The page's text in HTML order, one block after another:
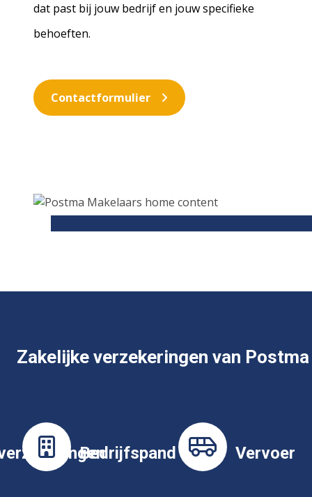
dat past bij jouw bedrijf en jouw specifieke
behoeften.
Contactformulier
Zakelijke verzekeringen van Postma
Bedrijfspand Vervoer